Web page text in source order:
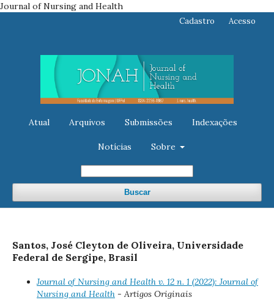
Journal of Nursing and Health
Atual Arquivos Submissões Indexações
Notícias Sobre
Buscar
Cadastro Acesso
Santos, José Cleyton de Oliveira, Universidade
Federal de Sergipe, Brasil
Journal of Nursing and Health v. 12 n. 1 (2022): Journal of
Nursing and Health - Artigos Originais